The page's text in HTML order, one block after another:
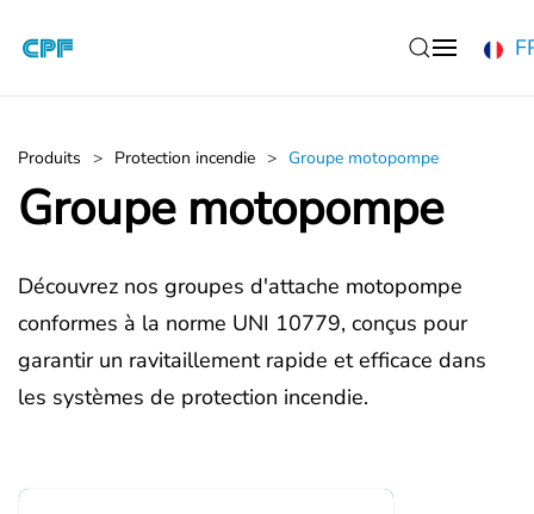
Produits Protection incendie Groupe motopompe
Groupe motopompe
Découvrez nos groupes d'attache motopompe
conformes à la norme UNI 10779, conçus pour
garantir un ravitaillement rapide et efficace dans
les systèmes de protection incendie.